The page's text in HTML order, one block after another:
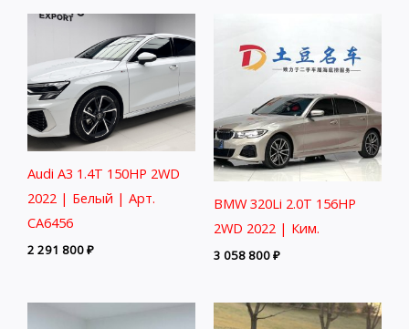
Audi A3 1.4T 150HP 2WD
2022 | Белый | Арт.
CA6456
2 291 800₽
BMW 320Li 2.0T 156HP
2WD 2022 | Ким.
3 058 800₽